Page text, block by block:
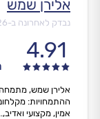
אלירן שמש
נבדק לאחרונה ב-
4.91
אלירן שמש, מתמחה
ההתמחויות:
אמין, מקצועי ואדיב,...